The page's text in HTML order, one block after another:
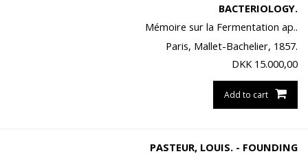
BACTERIOLOGY.
Mémoire sur la Fermentation ap..
Paris, Mallet-Bachelier, 1857.
DKK 15.000,00
Add to cart
PASTEUR, LOUIS. - FOUNDING